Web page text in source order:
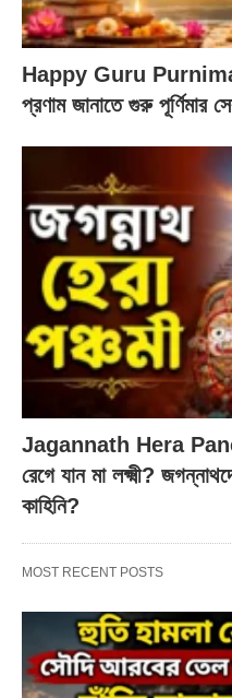
Happy Guru Purnima
প্রণাম জানাতে গুরু পূর্ণিমার
Jagannath Hera
রেগে যান মা লক্ষ্মী?
কাহিনি?
MOST RECENT POSTS